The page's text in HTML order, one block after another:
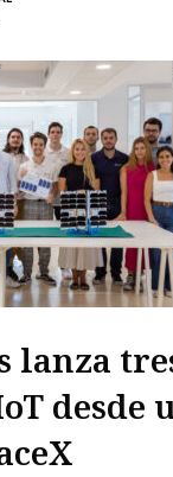
lanza
desde